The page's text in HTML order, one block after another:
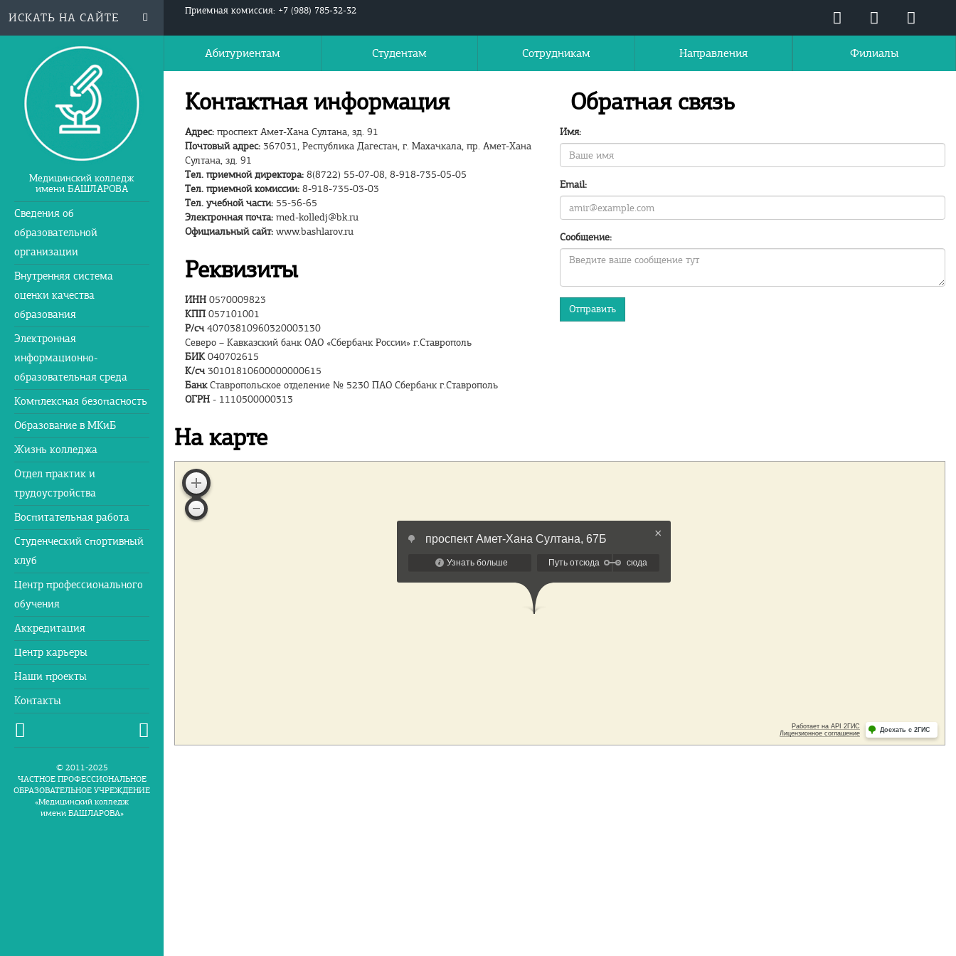
Медицинский колледж
имени БАШЛАРОВА
Сведения об
образовательной
организации
Внутренняя система
оценки качества
образования
Электронная
информационно-
образовательная среда
Комплексная безопасность
Образование в МКиБ
Жизнь колледжа
Отдел практик и
трудоустройства
Воспитательная работа
Студенческий спортивный
клуб
Центр профессионального
обучения
Аккредитация
Центр карьеры
Наши проекты
Контакты
© 2011-2025
ЧАСТНОЕ ПРОФЕССИОНАЛЬНОЕ
ОБРАЗОВАТЕЛЬНОЕ УЧРЕЖДЕНИЕ
«Медицинский колледж
имени БАШЛАРОВА»
Приемная комиссия: +7 (988) 785-32-32
Абитуриентам Студентам Сотрудникам Направления Филиалы
Контактная информация
Адрес: проспект Амет-Хана Султана, зд. 91
Почтовый адрес: 367031, Республика Дагестан, г. Махачкала, пр. Амет-Хана
Султана, зд. 91
Тел. приемной директора: 8(8722) 55-07-08, 8-918-735-05-05
Тел. приемной комиссии: 8-918-735-03-03
Тел. учебной части: 55-56-65
Электронная почта: med-kolledj@bk.ru
Официальный сайт: www.bashlarov.ru
Реквизиты
ИНН 0570009823
КПП 057101001
Р/сч40703810960320003130
Северо – Кавказский банк ОАО «Сбербанк России» г.Ставрополь
БИК040702615
К/сч30101810600000000615
БанкСтавропольское отделение № 5230 ПАО Сбербанк г.Ставрополь
ОГРН - 1110500000313
Обратная связь
Имя:
Email:
Cообщение:
Отправить
На карте